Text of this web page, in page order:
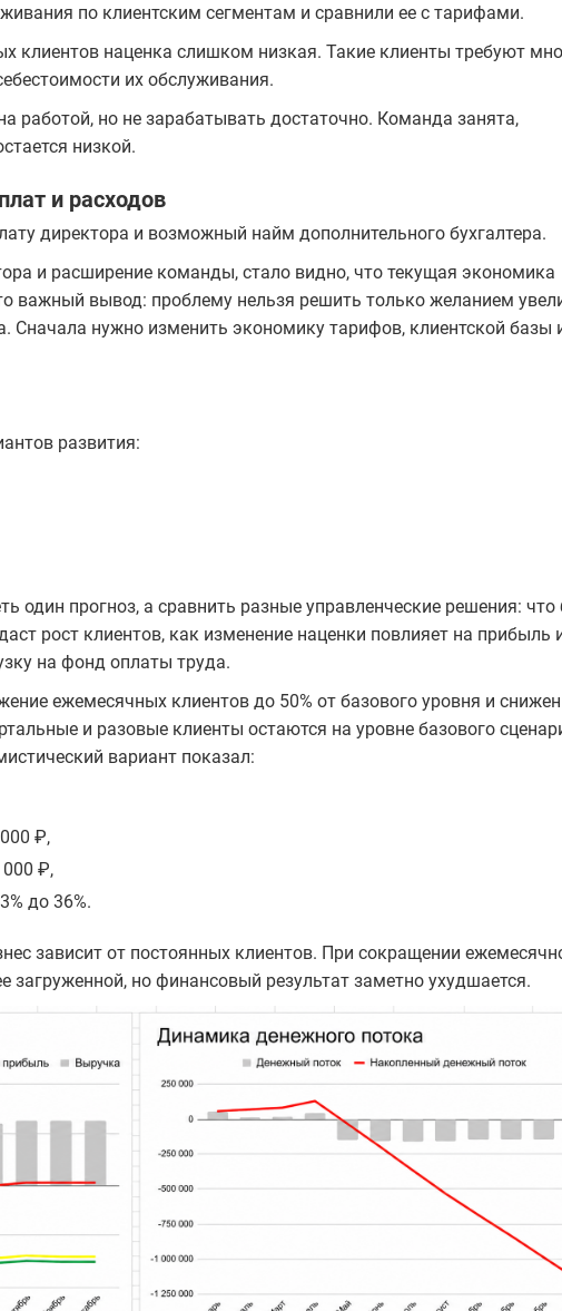
по клиентским сегментам и сравнили ее с тарифами.
клиентов наценка слишком низкая. Такие клиенты требуют
их обслуживания.
работой, но не зарабатывать достаточно. Команда занята,
низкой.
и расходов
директора и возможный найм дополнительного бухгалтера.
и расширение команды, стало видно, что текущая экономика
важный вывод: проблему нельзя решить только желанием
Сначала нужно изменить экономику тарифов, клиентской базы
развития:
один прогноз, а сравнить разные управленческие решения: что
рост клиентов, как изменение наценки повлияет на прибыль
на фонд оплаты труда.
ежемесячных клиентов до 50% от базового уровня и
и разовые клиенты остаются на уровне базового
вариант показал:
₽,
₽,
до 36%.
зависит от постоянных клиентов. При сокращении
загруженной, но финансовый результат заметно ухудшается.